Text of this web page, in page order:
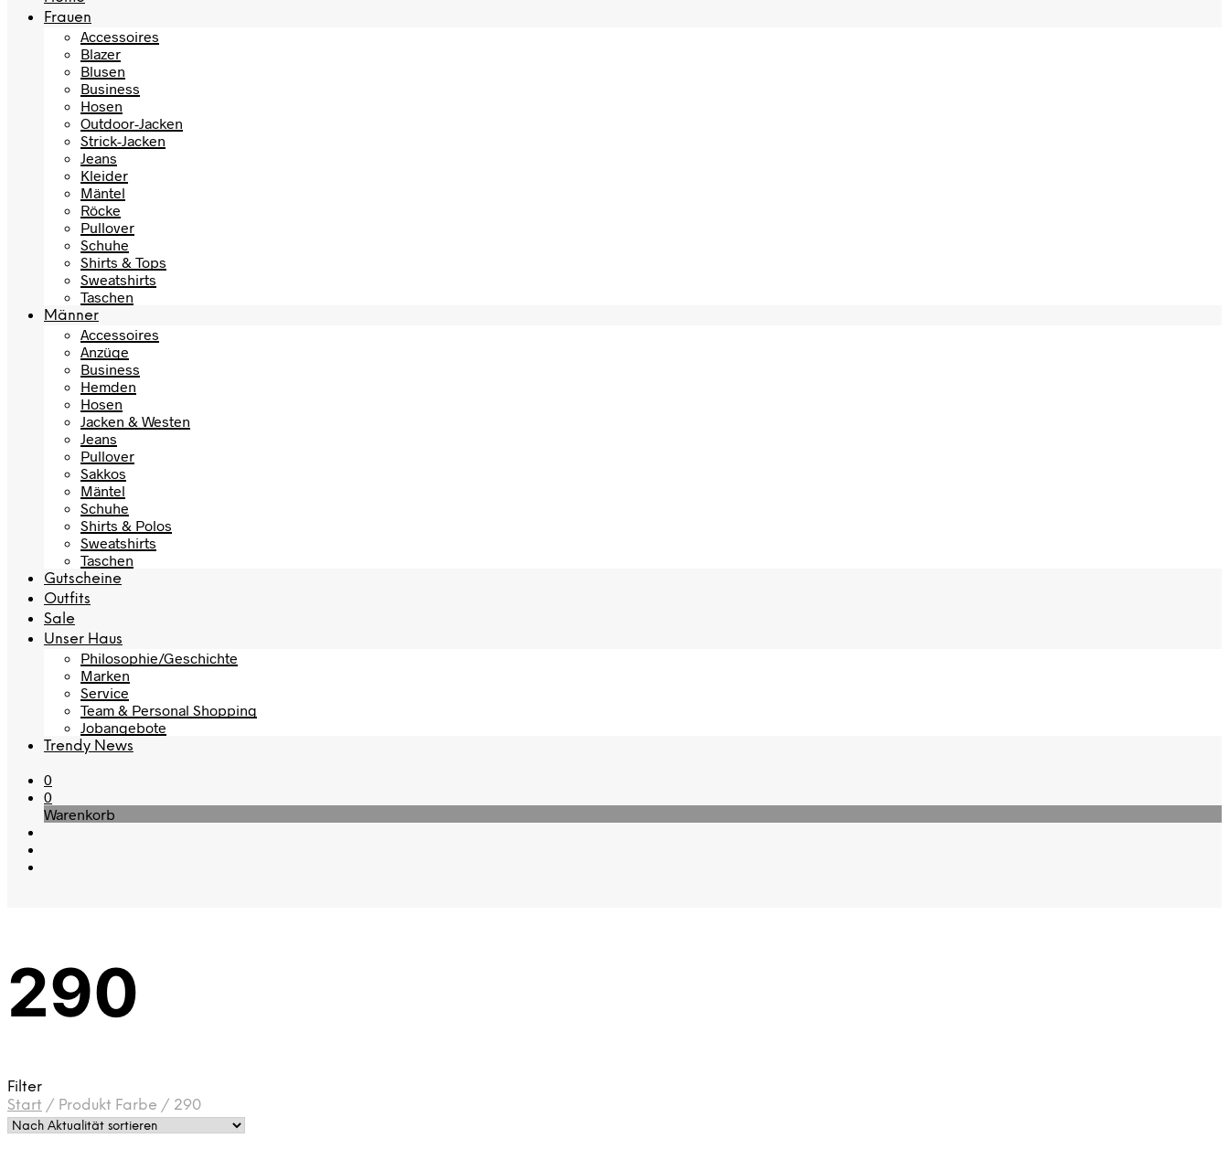
Frauen
Accessoires
Blazer
Blusen
Business
Hosen
Outdoor-Jacken
Strick-Jacken
Jeans
Kleider
Mäntel
Röcke
Pullover
Schuhe
Shirts & Tops
Sweatshirts
Taschen
Männer
Accessoires
Anzüge
Business
Hemden
Hosen
Jacken & Westen
Jeans
Pullover
Sakkos
Mäntel
Schuhe
Shirts & Polos
Sweatshirts
Taschen
Gutscheine
Outfits
Sale
Unser Haus
Philosophie/Geschichte
Marken
Service
Team & Personal Shopping
Jobangebote
Trendy News
0
0
Warenkorb
290
Filter
Start / Produkt Farbe / 290